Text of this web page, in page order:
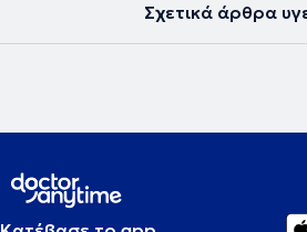
Σχετικά άρθρα